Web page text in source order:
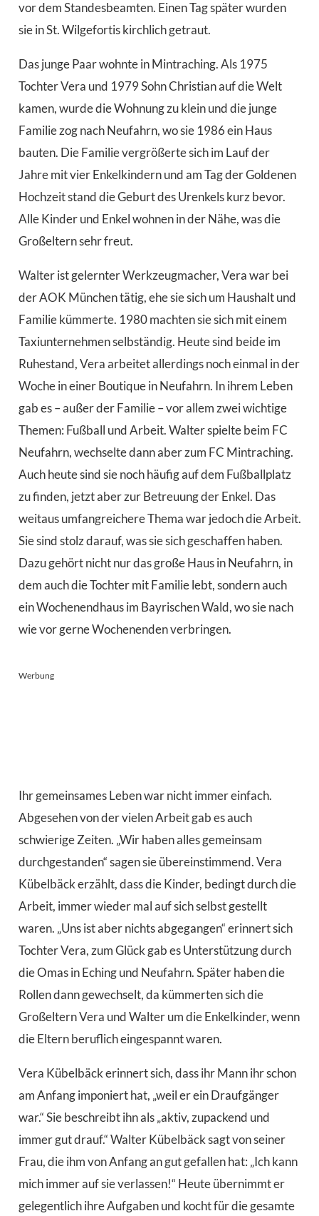
vor dem Standesbeamten. Einen Tag später wurden
sie in St. Wilgefortis kirchlich getraut.
Das junge Paar wohnte in Mintraching. Als 1975
Tochter Vera und 1979 Sohn Christian auf die Welt
kamen, wurde die Wohnung zu klein und die junge
Familie zog nach Neufahrn, wo sie 1986 ein Haus
bauten. Die Familie vergrößerte sich im Lauf der
Jahre mit vier Enkelkindern und am Tag der Goldenen
Hochzeit stand die Geburt des Urenkels kurz bevor.
Alle Kinder und Enkel wohnen in der Nähe, was die
Großeltern sehr freut.
Walter ist gelernter Werkzeugmacher, Vera war bei
der AOK München tätig, ehe sie sich um Haushalt und
Familie kümmerte. 1980 machten sie sich mit einem
Taxiunternehmen selbständig. Heute sind beide im
Ruhestand, Vera arbeitet allerdings noch einmal in der
Woche in einer Boutique in Neufahrn. In ihrem Leben
gab es – außer der Familie – vor allem zwei wichtige
Themen: Fußball und Arbeit. Walter spielte beim FC
Neufahrn, wechselte dann aber zum FC Mintraching.
Auch heute sind sie noch häufig auf dem Fußballplatz
zu finden, jetzt aber zur Betreuung der Enkel. Das
weitaus umfangreichere Thema war jedoch die Arbeit.
Sie sind stolz darauf, was sie sich geschaffen haben.
Dazu gehört nicht nur das große Haus in Neufahrn, in
dem auch die Tochter mit Familie lebt, sondern auch
ein Wochenendhaus im Bayrischen Wald, wo sie nach
wie vor gerne Wochenenden verbringen.
Werbung
Ihr gemeinsames Leben war nicht immer einfach.
Abgesehen von der vielen Arbeit gab es auch
schwierige Zeiten. „Wir haben alles gemeinsam
durchgestanden“ sagen sie übereinstimmend. Vera
Kübelbäck erzählt, dass die Kinder, bedingt durch die
Arbeit, immer wieder mal auf sich selbst gestellt
waren. „Uns ist aber nichts abgegangen“ erinnert sich
Tochter Vera, zum Glück gab es Unterstützung durch
die Omas in Eching und Neufahrn. Später haben die
Rollen dann gewechselt, da kümmerten sich die
Großeltern Vera und Walter um die Enkelkinder, wenn
die Eltern beruflich eingespannt waren.
Vera Kübelbäck erinnert sich, dass ihr Mann ihr schon
am Anfang imponiert hat, „weil er ein Draufgänger
war.“ Sie beschreibt ihn als „aktiv, zupackend und
immer gut drauf.“ Walter Kübelbäck sagt von seiner
Frau, die ihm von Anfang an gut gefallen hat: „Ich kann
mich immer auf sie verlassen!“ Heute übernimmt er
gelegentlich ihre Aufgaben und kocht für die gesamte